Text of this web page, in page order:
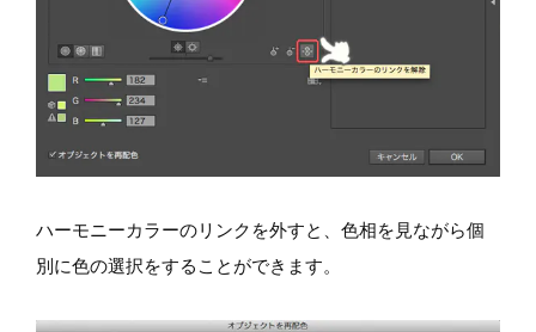
ハーモニーカラーのリンクを外すと、色相を見ながら個
別に色の選択をすることができます。